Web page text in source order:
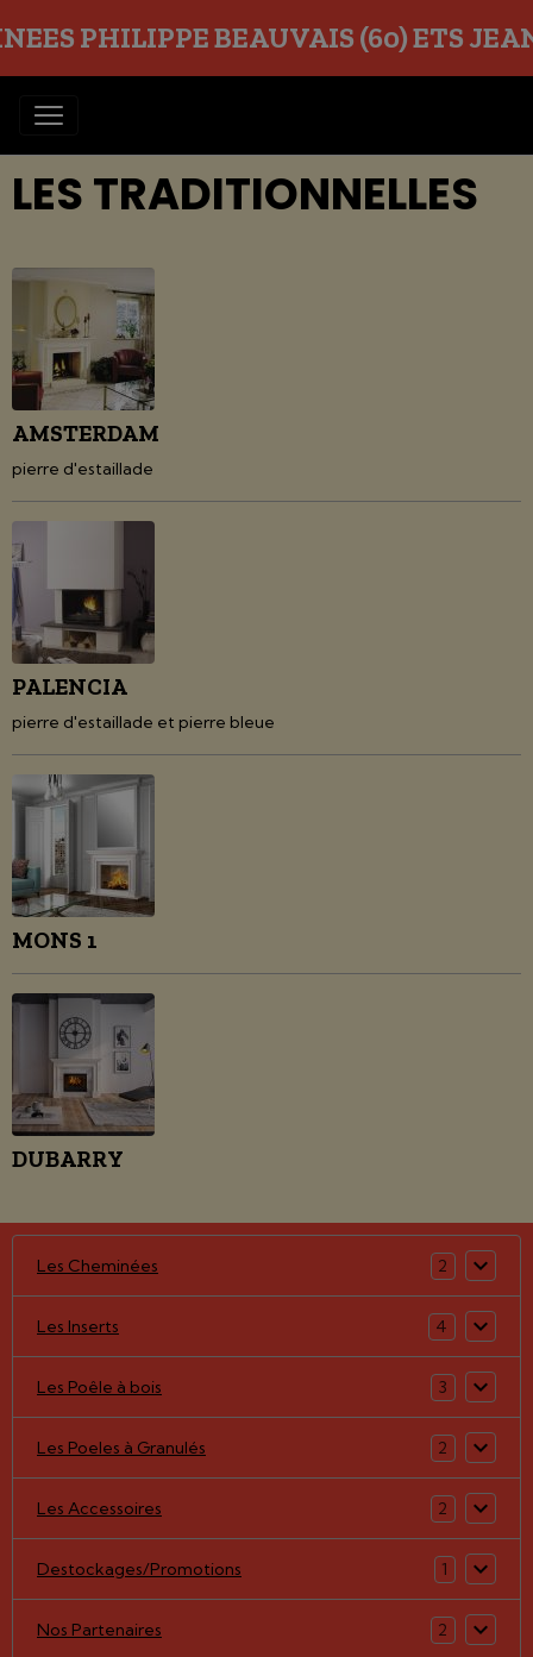
PHILIPPE BEAUVAIS (60) ETS
LES TRADITIONNELLES
AMSTERDAM
pierre d'estaillade
PALENCIA
pierre d'estaillade et pierre bleue
MONS 1
DUBARRY
Les Cheminées 2
Les Inserts 4
Les Poêle à bois 3
Les Poeles à Granulés 2
Les Accessoires 2
Destockages/Promotions 1
Nos Partenaires 2